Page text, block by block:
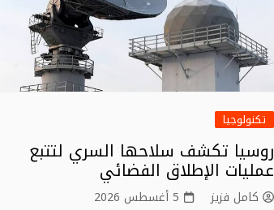
تكنولوجيا
روسيا تكشف سلاحها السري لتتبع
عمليات الإطلاق الفضائي
كامل فزيز 5 أغسطس 2026